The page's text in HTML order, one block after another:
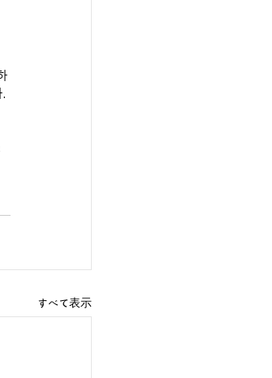
すべて表示